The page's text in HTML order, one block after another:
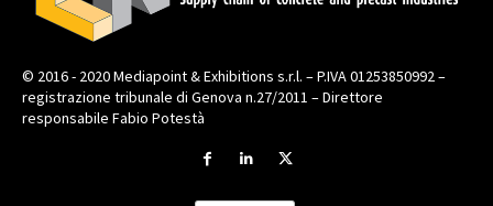
© 2016 - 2020 Mediapoint & Exhibitions s.r.l. – P.IVA 01253850992 –
registrazione tribunale di Genova n.27/2011 – Direttore
responsabile Fabio Potestà